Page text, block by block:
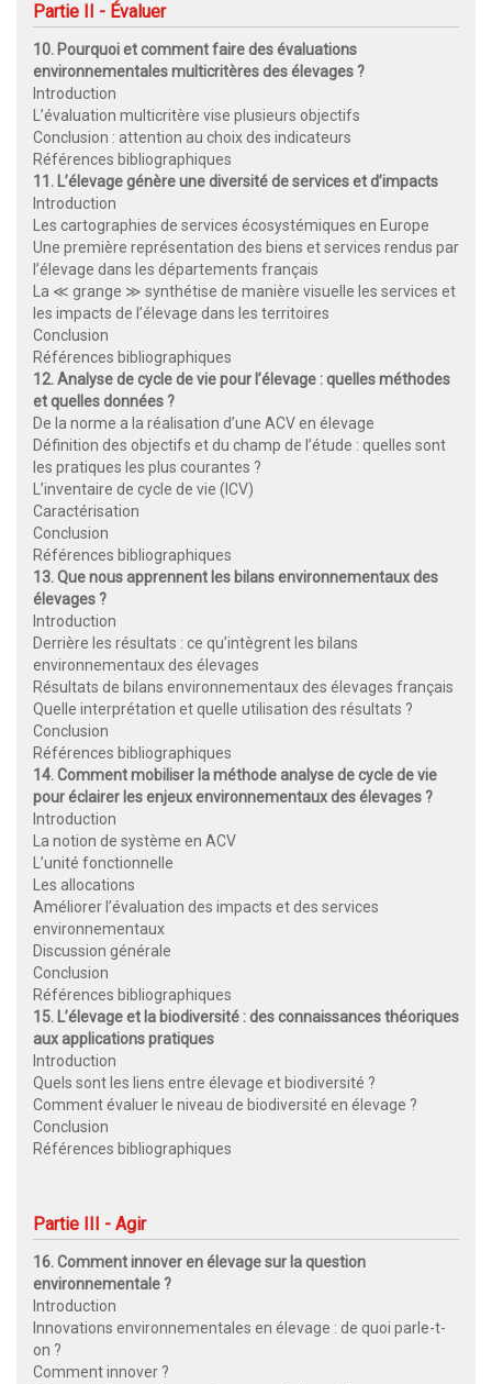
Partie II - Évaluer
10. Pourquoi et comment faire des évaluations
environnementales multicritères des élevages ?
Introduction
L’évaluation multicritère vise plusieurs objectifs
Conclusion : attention au choix des indicateurs
Références bibliographiques
11. L’élevage génère une diversité de services et d’impacts
Introduction
Les cartographies de services écosystémiques en Europe
Une première représentation des biens et services rendus par
l’élevage dans les départements français
La ≪ grange ≫ synthétise de manière visuelle les services et
les impacts de l’élevage dans les territoires
Conclusion
Références bibliographiques
12. Analyse de cycle de vie pour l’élevage : quelles méthodes
et quelles données ?
De la norme a la réalisation d’une ACV en élevage
Définition des objectifs et du champ de l’étude : quelles sont
les pratiques les plus courantes ?
L’inventaire de cycle de vie (ICV)
Caractérisation
Conclusion
Références bibliographiques
13. Que nous apprennent les bilans environnementaux des
élevages ?
Introduction
Derrière les résultats : ce qu’intègrent les bilans
environnementaux des élevages
Résultats de bilans environnementaux des élevages français
Quelle interprétation et quelle utilisation des résultats ?
Conclusion
Références bibliographiques
14. Comment mobiliser la méthode analyse de cycle de vie
pour éclairer les enjeux environnementaux des élevages ?
Introduction
La notion de système en ACV
L’unité fonctionnelle
Les allocations
Améliorer l’évaluation des impacts et des services
environnementaux
Discussion générale
Conclusion
Références bibliographiques
15. L’élevage et la biodiversité : des connaissances théoriques
aux applications pratiques
Introduction
Quels sont les liens entre élevage et biodiversité ?
Comment évaluer le niveau de biodiversité en élevage ?
Conclusion
Références bibliographiques
Partie III - Agir
16. Comment innover en élevage sur la question
environnementale ?
Introduction
Innovations environnementales en élevage : de quoi parle-t-
on ?
Comment innover ?